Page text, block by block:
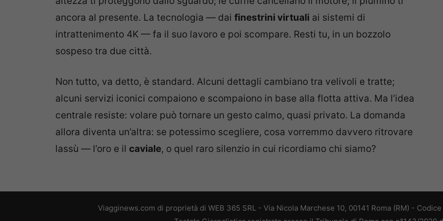
ancora al presente. La tecnologia — dai finestrini virtuali ai sistemi di
intrattenimento 4K — fa il suo lavoro e poi scompare. Resti tu, in un bozzolo
sospeso tra due città.
Non tutto, va detto, è standard. Alcuni dettagli cambiano tra velivoli e tratte;
alcuni servizi iconici compaiono e scompaiono in base alla flotta attiva. Ma l’idea
centrale resiste: volare può tornare un gesto calmo, quasi privato. La domanda
allora diventa un’altra: se potessimo scegliere, cosa vorremmo davvero ritrovare
lassù — l’oro e il caviale, o quel raro silenzio in cui ricordiamo chi siamo?
Viagginews.com di proprietà di WEB 365 SRL - Via Nicola Marchese 10, 00141 Roma (RM) -